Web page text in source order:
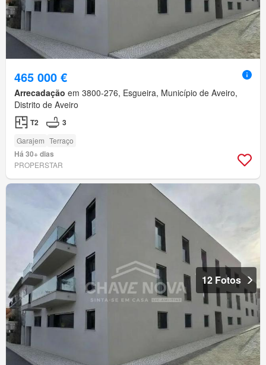
465 000 €
Arrecadação em 3800-276, Esgueira, Município de Aveiro,
Distrito de Aveiro
T2 3
Garajem Terraço
Há 30+ dias
PROPERSTAR
12 Fotos